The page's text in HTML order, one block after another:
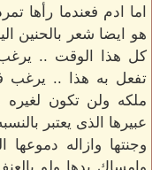
اما ادم فعندما رأها
هو ايضا شعر بالحنين
كل هذا الوقت .. يرغب
تفعل به هذا .. يرغب
ملكه ولن تكون لغيره
عبيرها الذى يعتبر
وجنتها وازاله